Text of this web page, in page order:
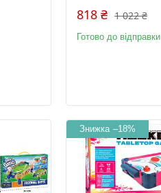
1 022 ₴
818 ₴
Готово до відправки
–18%